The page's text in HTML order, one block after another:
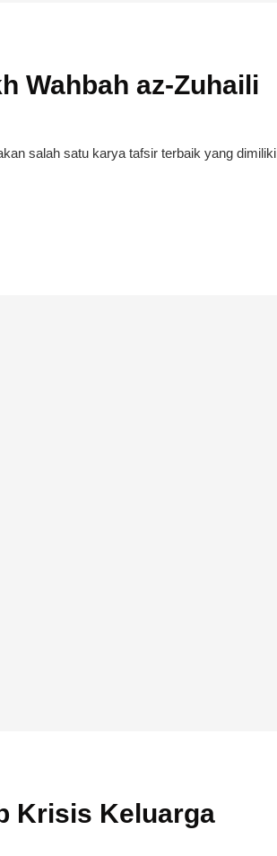
Wahbah az-Zuhaili
salah satu karya tafsir terbaik yang dimiliki
Krisis Keluarga